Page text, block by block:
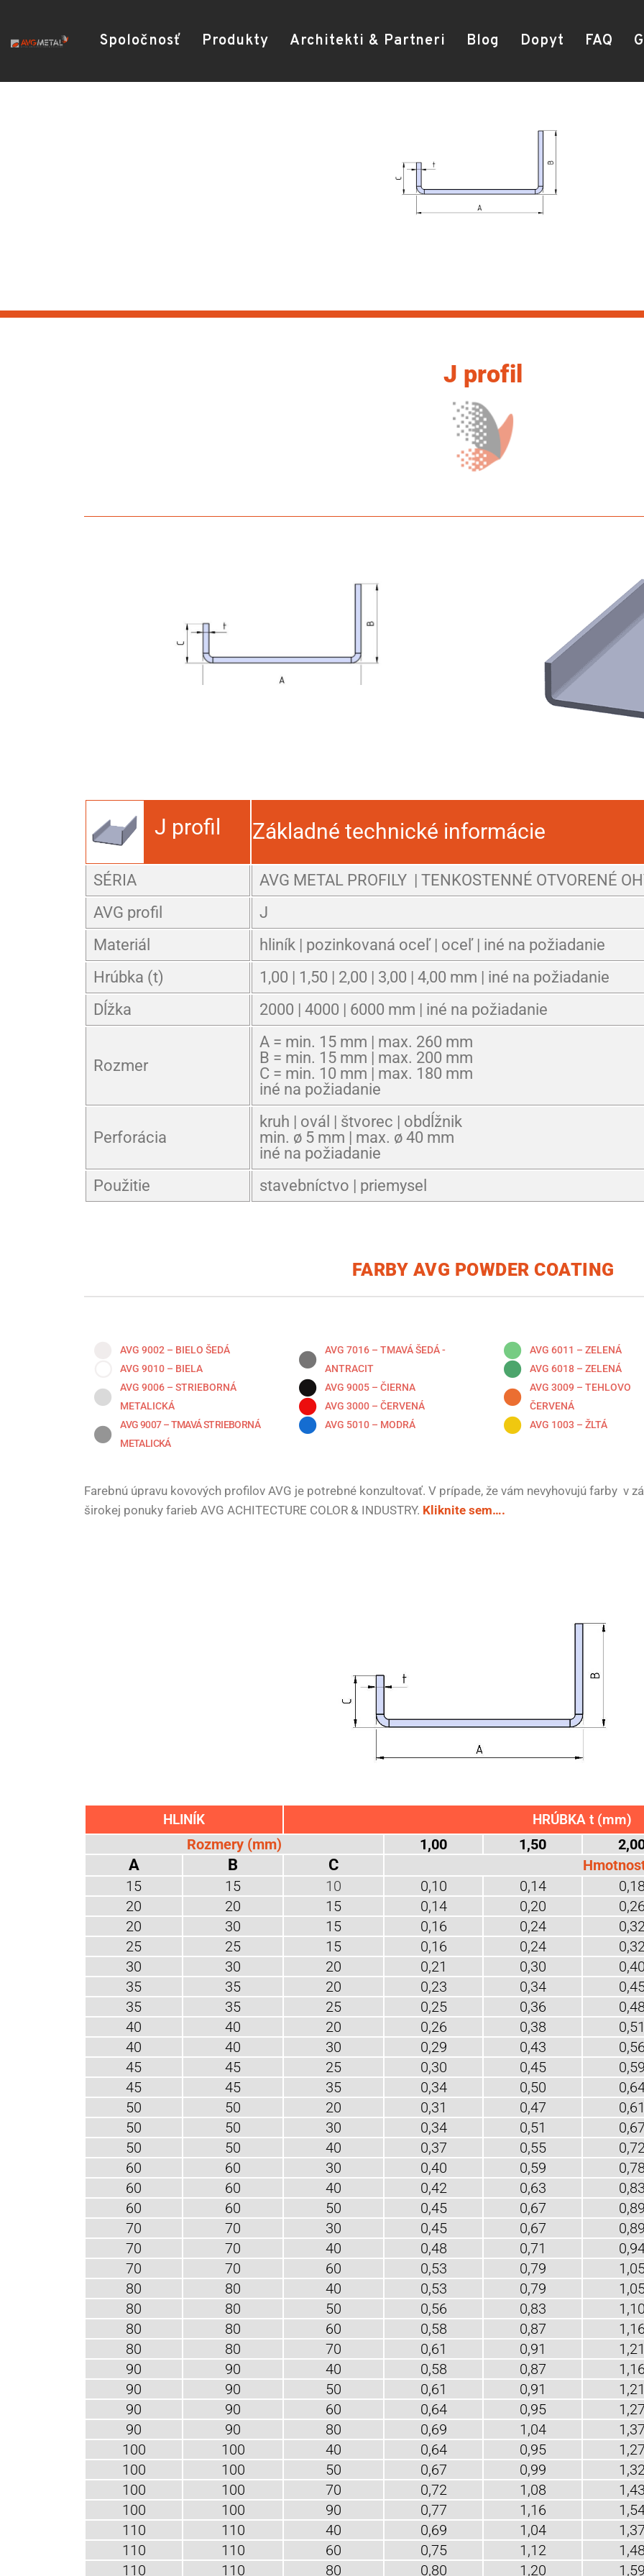
Spoločnosť Produkty Architekti & Partneri Blog Dopyt FAQ
J profil
J profil Základné technické informácie
SÉRIA
AVG METAL PROFILY | TENKOSTENNÉ OTVORENÉ
AVG profil
J
Materiál
hliník | pozinkovaná oceľ | oceľ | iné na požiadanie
Hrúbka (t)
1,00 | 1,50 | 2,00 | 3,00 | 4,00 mm | iné na požiadanie
Dĺžka
2000 | 4000 | 6000 mm | iné na požiadanie
Rozmer
A = min. 15 mm | max. 260 mm
B = min. 15 mm | max. 200 mm
C = min. 10 mm | max. 180 mm
iné na požiadanie
Perforácia
kruh | ovál | štvorec | obdĺžnik
min. ø 5 mm | max. ø 40 mm
iné na požiadanie
Použitie
stavebníctvo | priemysel
FARBY AVG POWDER COATING
AVG 9002 – BIELO ŠEDÁ
AVG 9010 – BIELA
AVG 9006 – STRIEBORNÁ
METALICKÁ
AVG 9007 – TMAVÁ STRIEBORNÁ
METALICKÁ
AVG 7016 – TMAVÁ ŠEDÁ -
ANTRACIT
AVG 9005 – ČIERNA
AVG 3000 – ČERVENÁ
AVG 5010 – MODRÁ
AVG 6011 – ZELENÁ
AVG 6018 – ZELENÁ
AVG 3009 – TEHLOVO
ČERVENÁ
AVG 1003 – ŽLTÁ
Farebnú úpravu kovových profilov AVG je potrebné konzultovať. V prípade, že vám nevyhovujú farby v
širokej ponuky farieb AVG ACHITECTURE COLOR & INDUSTRY. Kliknite sem….
HLINÍK HRÚBKA t (mm)
Rozmery (mm) 1,00 1,50
A B C
15
15 10 0,10 0,14
0,18
20
20 15 0,14 0,20
0,26
20
30 15 0,16 0,24
0,32
25
25 15 0,16 0,24 0,32
30
30 20 0,21 0,30 0,40
35
35 20 0,23 0,34
35
35 25 0,25 0,36 0,48
40
40 20 0,26 0,38 0,51
40
40 30 0,29 0,43 0,56
45
45 25 0,30 0,45 0,59
45
45 35 0,34 0,50
50
50 20 0,31 0,47 0,61
50
50 30 0,34 0,51 0,67
50
50 40 0,37 0,55 0,72
60
60 30 0,40 0,59 0,78
60
60 40 0,42 0,63 0,83
60
60 50 0,45 0,67 0,89
70
70 30 0,45 0,67 0,89
70
70 40 0,48 0,71
70
70 60 0,53 0,79
80
80 40 0,53 0,79
80
80 50 0,56 0,83 1,10
80
80 60 0,58 0,87 1,16
80
80 70 0,61 0,91 1,21
90
90 40 0,58 0,87 1,16
90
90 50 0,61 0,91 1,21
90
90 60 0,64 0,95 1,27
90
90 80 0,69 1,04 1,37
100
100 40 0,64 0,95 1,27
100
100 50 0,67 0,99 1,32
100
100 70 0,72 1,08 1,43
100
100 90 0,77 1,16
110
110 40 0,69 1,04 1,37
110
110 60 0,75 1,12 1,48
110
110 80 0,80 1,20 1,59